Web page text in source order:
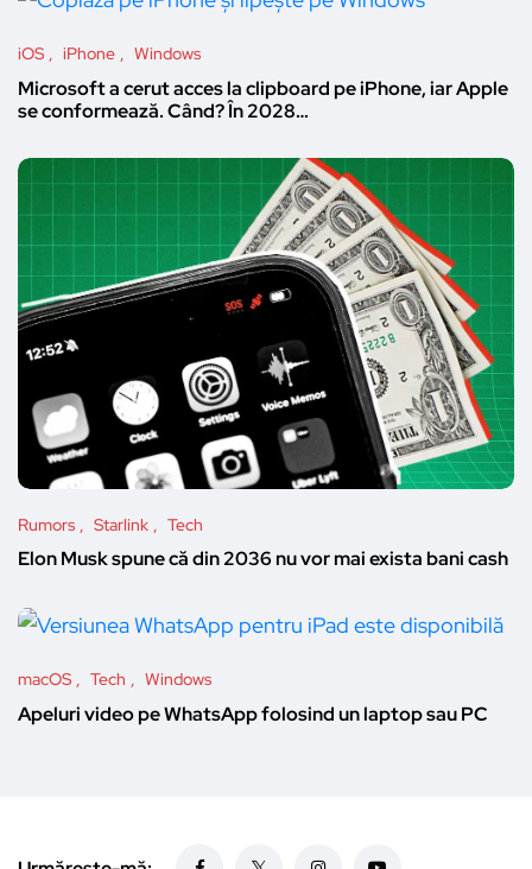
iOS iPhone Windows
Microsoft a cerut acces la clipboard pe iPhone, iar Apple
se conformează. Când? În 2028…
Rumors Starlink Tech
Elon Musk spune că din 2036 nu vor mai exista bani cash
macOS Tech Windows
Apeluri video pe WhatsApp folosind un laptop sau PC